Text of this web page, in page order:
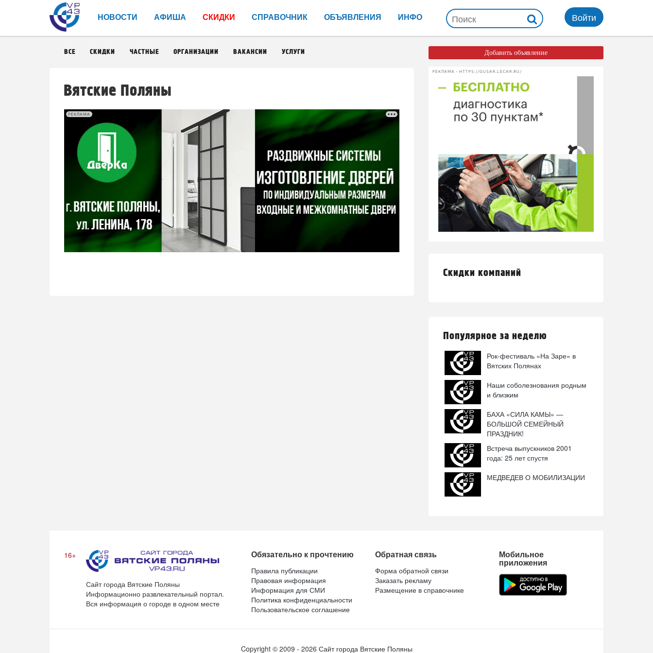
НОВОСТИ АФИША СКИДКИ СПРАВОЧНИК ОБЪЯВЛЕНИЯ ИНФО Войти
ВСЕ СКИДКИ ЧАСТНЫЕ ОРГАНИЗАЦИИ ВАКАНСИИ УСЛУГИ
Вятские Поляны
РЕКЛАМА
Добавить объявление
РЕКЛАМА • HTTPS://GUSAR.LECAR.RU/
Скидки компаний
Популярное за неделю
Рок-фестиваль «На Заре» в
Вятских Полянах
Наши соболезнования родным
и близким
БАХА «СИЛА КАМЫ» —
БОЛЬШОЙ СЕМЕЙНЫЙ
ПРАЗДНИК!
Встреча выпускников 2001
года: 25 лет спустя
МЕДВЕДЕВ О МОБИЛИЗАЦИИ
16+
Сайт города Вятские Поляны
Информационно развлекательный портал.
Вся информация о городе в одном месте
Обязательно к прочтению
Правила публикации
Правовая информация
Информация для СМИ
Политика конфиденциальности
Пользовательское соглашение
Обратная связь
Форма обратной связи
Заказать рекламу
Размещение в справочнике
Мобильное
приложения
Copyright © 2009 - 2026 Сайт города Вятские Поляны